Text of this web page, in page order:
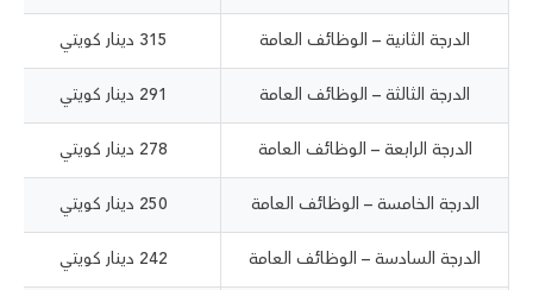
الدرجة الثانية – الوظائف العامة 315 دينار كويتي
الدرجة الثالثة – الوظائف العامة 291 دينار كويتي
الدرجة الرابعة – الوظائف العامة 278 دينار كويتي
الدرجة الخامسة – الوظائف العامة 250 دينار كويتي
الدرجة السادسة – الوظائف العامة 242 دينار كويتي